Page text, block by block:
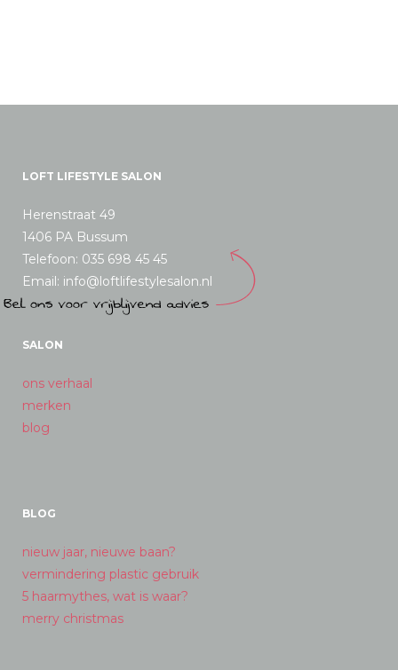
LOFT LIFESTYLE SALON
Herenstraat 49
1406 PA Bussum
Telefoon: 035 698 45 45
Email: info@loftlifestylesalon.nl
SALON
ons verhaal
merken
blog
BLOG
nieuw jaar, nieuwe baan?
vermindering plastic gebruik
5 haarmythes, wat is waar?
merry christmas